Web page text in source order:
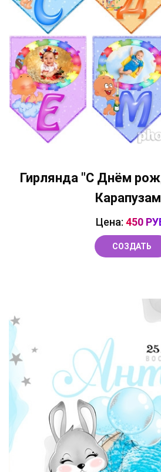
Гирлянда "С Днём
Цена: 450
СОЗДАТЬ